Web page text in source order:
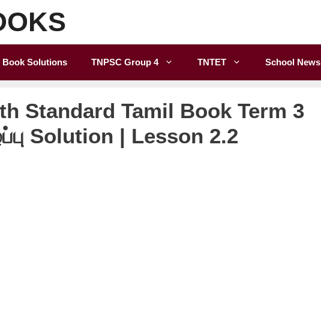
Book Solutions TNPSC Group 4 TNTET School News
Standard Tamil Book Term 3
Solution | Lesson 2.2